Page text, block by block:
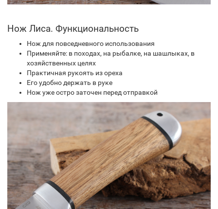
Нож Лиса. Функциональность
Нож для повседневного использования
Применяйте: в походах, на рыбалке, на шашлыках, в
хозяйственных целях
Практичная рукоять из ореха
Его удобно держать в руке
Нож уже остро заточен перед отправкой